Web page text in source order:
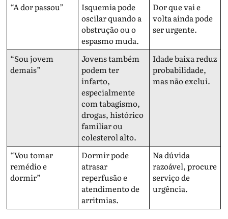
“A dor passou”
Isquemia pode
oscilar quando a
obstrução ou o
espasmo muda.
Dor que vai e
volta ainda pode
ser urgente.
“Sou jovem
demais”
Jovens também
podem ter
infarto,
especialmente
com tabagismo,
drogas, histórico
familiar ou
colesterol alto.
Idade baixa reduz
probabilidade,
mas não exclui.
“Vou tomar
remédio e
dormir”
Dormir pode
atrasar
reperfusão e
atendimento de
arritmias.
Na dúvida
razoável, procure
serviço de
urgência.